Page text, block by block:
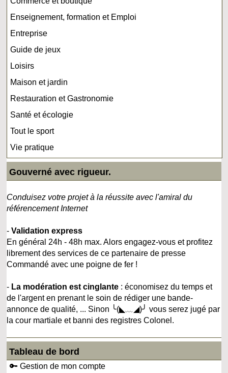
Enseignement, formation et Emploi
Entreprise
Guide de jeux
Loisirs
Maison et jardin
Restauration et Gastronomie
Santé et écologie
Tout le sport
Vie pratique
Gouverné avec rigueur.
Conduisez votre projet à la réussite avec l'amiral du
référencement Internet
-Validation express
En général 24h - 48h max. Alors engagez-vous et profitez
librement des services de ce partenaire de presse
Commandé avec une poigne de fer !
- La modération est cinglante : économisez du temps et
de l'argent en prenant le soin de rédiger une bande-
annonce de qualité, ... Sinon ╰(◣﹏◢)╯ vous serez jugé par
la cour martiale et banni des registres Colonel.
Tableau de bord
🔑 Gestion de mon compte